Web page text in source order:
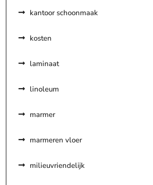
kantoor schoonmaak
kosten
laminaat
linoleum
marmer
marmeren vloer
milieuvriendelijk